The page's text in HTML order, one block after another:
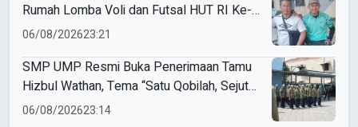
Rumah Lomba Voli dan Futsal HUT RI Ke-
81 Kecamatan Tulangan
06/08/202623:21
SMP UMP Resmi Buka Penerimaan Tamu
Hizbul Wathan, Tema “Satu Qobilah, Sejuta
Cerita” Curi Perhatian
06/08/202623:14